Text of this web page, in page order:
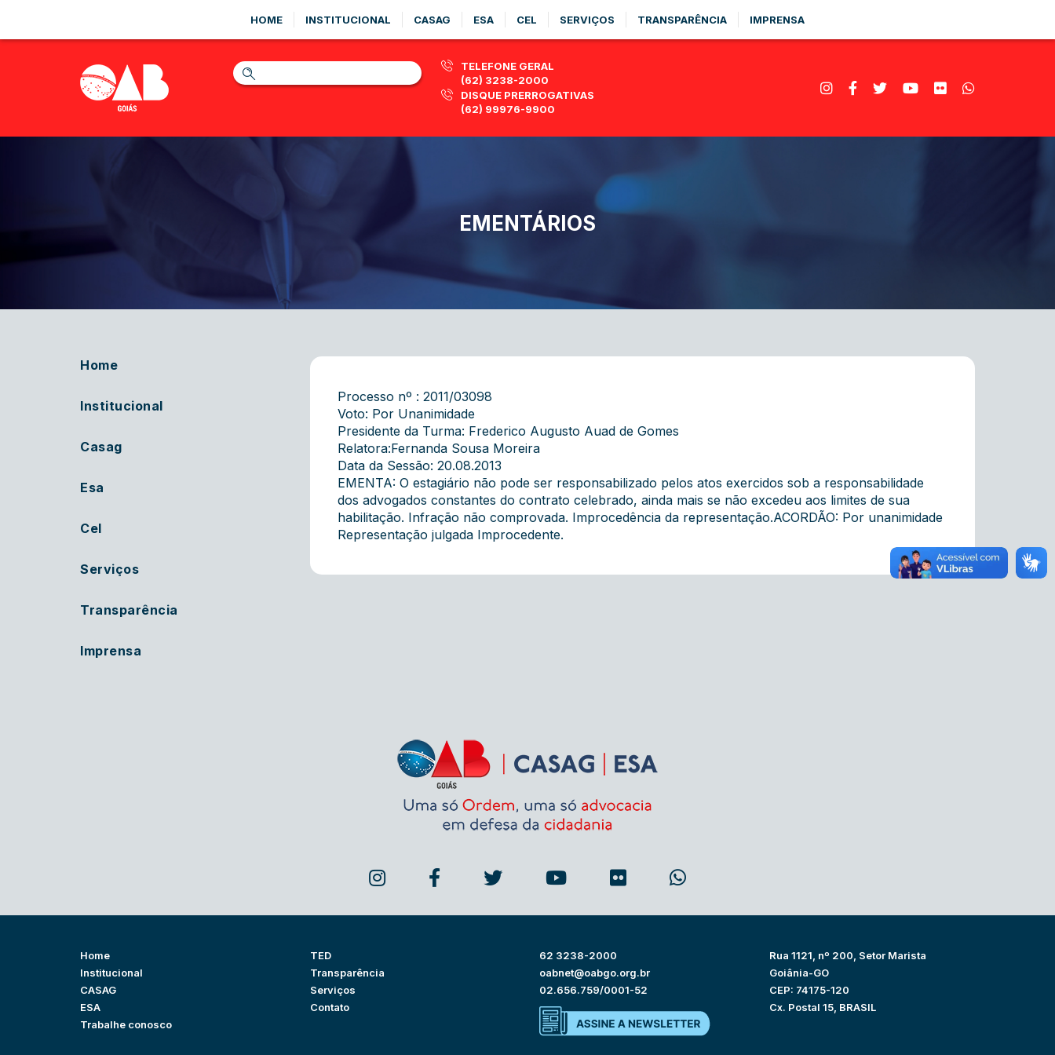
HOME INSTITUCIONAL CASAG ESA CEL SERVIÇOS TRANSPARÊNCIA IMPRENSA
TELEFONE GERAL
(62) 3238-2000
DISQUE PRERROGATIVAS
(62) 99976-9900
EMENTÁRIOS
Home
Institucional
Casag
Esa
Cel
Serviços
Transparência
Imprensa
Processo nº : 2011/03098
Voto: Por Unanimidade
Presidente da Turma: Frederico Augusto Auad de Gomes
Relatora:Fernanda Sousa Moreira
Data da Sessão: 20.08.2013
EMENTA: O estagiário não pode ser responsabilizado pelos atos exercidos sob a responsabilidade
dos advogados constantes do contrato celebrado, ainda mais se não excedeu aos limites de sua
habilitação. Infração não comprovada. Improcedência da representação.ACORDÃO: Por unanimidade
Representação julgada Improcedente.
Home
Institucional
CASAG
ESA
Trabalhe conosco
TED
Transparência
Serviços
Contato
62 3238-2000
oabnet@oabgo.org.br
02.656.759/0001-52
Rua 1121, nº 200, Setor Marista
Goiânia-GO
CEP: 74175-120
Cx. Postal 15, BRASIL